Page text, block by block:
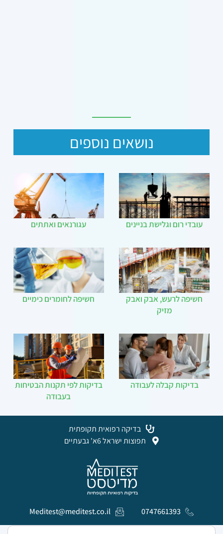
נושאים נוספים
עובדי רום וגלישת בניינים עגורנאים ואתתים
חשיפה לרעש, אבק ואבק
מזיק
חשיפה לחומרים כימיים
בדיקות קבלה לעבודה
בדיקות לפי תקנות הבטיחות
בעבודה
בדיקה רפואית תקופתית
תפוצות ישראל 6א' גבעתיים
0747661393
Meditest@meditest.co.il